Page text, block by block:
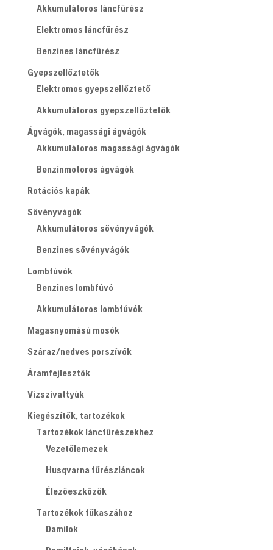
Akkumulátoros láncfűrész
Elektromos láncfűrész
Benzines láncfűrész
Gyepszellőztetők
Elektromos gyepszellőztető
Akkumulátoros gyepszellőztetők
Ágvágók, magassági ágvágók
Akkumulátoros magassági ágvágók
Benzinmotoros ágvágók
Rotációs kapák
Sövényvágók
Akkumulátoros sövényvágók
Benzines sövényvágók
Lombfúvók
Benzines lombfúvó
Akkumulátoros lombfúvók
Magasnyomású mosók
Száraz/nedves porszívók
Áramfejlesztők
Vízszivattyúk
Kiegészítők, tartozékok
Tartozékok láncfűrészekhez
Vezetőlemezek
Husqvarna fűrészláncok
Élezőeszközök
Tartozékok fűkaszához
Damilok